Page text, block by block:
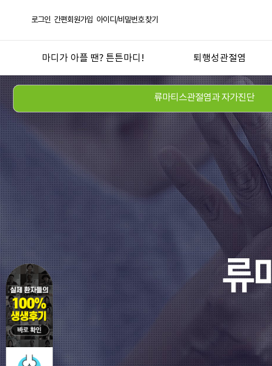
로그인 간편회원가입 아이디/비밀번호 찾기
마디가 아플 땐? 튼튼마디! 퇴행성관절염
튼튼마디 연혁
좋은약재 안심탕전
언론 보도 및 칼럼
튼튼마디 TV
도서
진료절차
지점안내
퇴행성관절염
반월상연골손상
무릎연골연화증
산후관절통
기타 관절질환
관절건강생활
류마티스관절염과 자가진단